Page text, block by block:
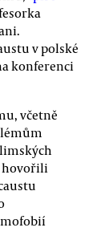
v polské
konferenci
včetně
hovořili